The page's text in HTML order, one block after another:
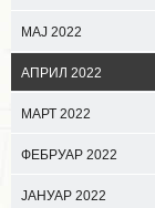
МАЈ 2022
АПРИЛ 2022
МАРТ 2022
ФЕБРУАР 2022
ЈАНУАР 2022